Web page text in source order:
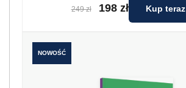
249 zł 198 zł Kup teraz
NOWOŚĆ